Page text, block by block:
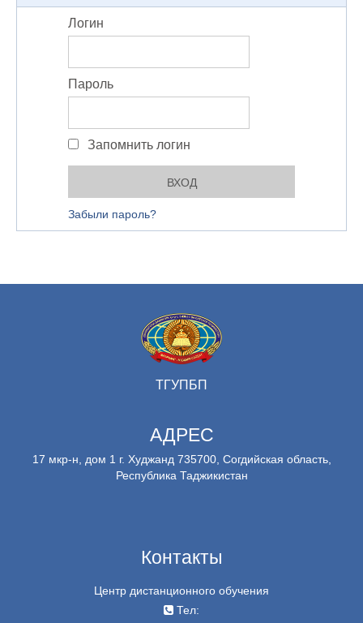
Логин
Пароль
Запомнить логин
Забыли пароль?
ТГУПБП
АДРЕС
17 мкр-н, дом 1 г. Худжанд 735700, Согдийская область,
Республика Таджикистан
Контакты
Центр дистанционного обучения
Тел: